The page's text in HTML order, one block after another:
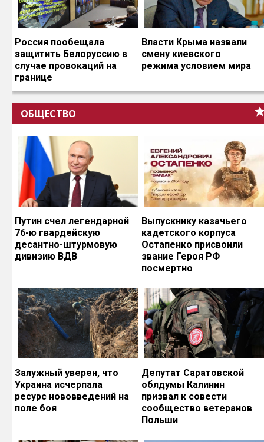
Россия пообещала
защитить Белоруссию в
случае провокаций на
границе
Власти Крыма назвали
смену киевского
режима условием мира
ОБЩЕСТВО
Путин счел легендарной
76-ю гвардейскую
десантно-штурмовую
дивизию ВДВ
Выпускнику казачьего
кадетского корпуса
Остапенко присвоили
звание Героя РФ
посмертно
Залужный уверен, что
Украина исчерпала
ресурс нововведений на
поле боя
Депутат Саратовской
облдумы Калинин
призвал к совести
сообщество ветеранов
Польши